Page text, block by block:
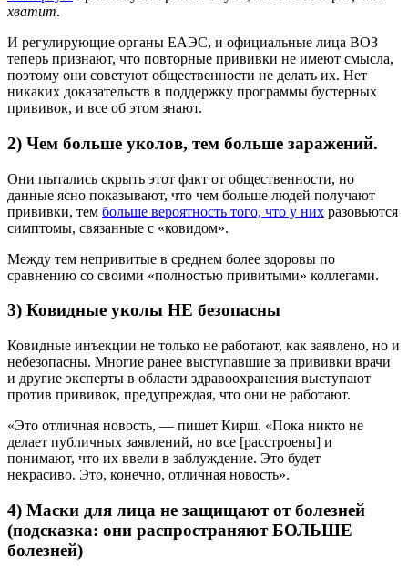
хватит.
И регулирующие органы ЕАЭС, и официальные лица ВОЗ
теперь признают, что повторные прививки не имеют смысла,
поэтому они советуют общественности не делать их. Нет
никаких доказательств в поддержку программы бустерных
прививок, и все об этом знают.
2) Чем больше уколов, тем больше заражений.
Они пытались скрыть этот факт от общественности, но
данные ясно показывают, что чем больше людей получают
прививки, тем больше вероятность того, что у них разовьются
симптомы, связанные с «ковидом».
Между тем непривитые в среднем более здоровы по
сравнению со своими «полностью привитыми» коллегами.
3) Ковидные уколы НЕ безопасны
Ковидные инъекции не только не работают, как заявлено, но и
небезопасны. Многие ранее выступавшие за прививки врачи
и другие эксперты в области здравоохранения выступают
против прививок, предупреждая, что они не работают.
«Это отличная новость, — пишет Кирш. «Пока никто не
делает публичных заявлений, но все [расстроены] и
понимают, что их ввели в заблуждение. Это будет
некрасиво. Это, конечно, отличная новость».
4) Маски для лица не защищают от болезней
(подсказка: они распространяют БОЛЬШЕ
болезней)